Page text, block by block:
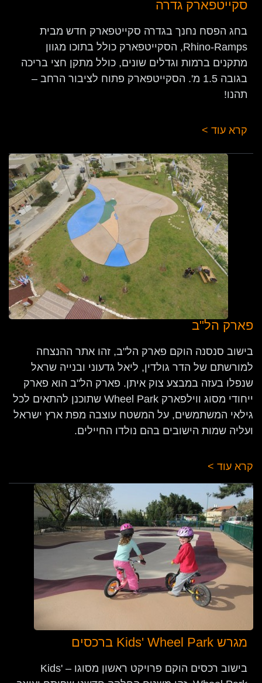
סקייטפארק גדרה
בחג הפסח נחנך בגדרה סקייטפארק חדש מבית
Rhino-Ramps, הסקייטפארק כולל בתוכו מגוון
מתקנים ברמות וגדלים שונים, כולל מתקן חצי בריכה
בגובה 1.5 מ'. הסקייטפארק פתוח לציבור הרחב –
תהנו!
קרא עוד >
פארק הל"ב
בישוב סנסנה הוקם פארק הל"ב, זהו אתר ההנצחה
למורשתם של הדר גולדין, ליאל גדעוני ובנייה שראל
שנפלו בעזה במבצע צוק איתן. פארק הל"ב הוא פארק
ייחודי מסוג ווילפארק Wheel Park שתוכנן להתאים לכל
גילאי המשתמשים, על המשטח עוצבה מפת ארץ ישראל
ועליה שמות הישובים בהם נולדו החיילים.
קרא עוד >
מגרש Kids' Wheel Park ברכסים
בישוב רכסים הוקם פרויקט ראשון מסוגו – Kids'